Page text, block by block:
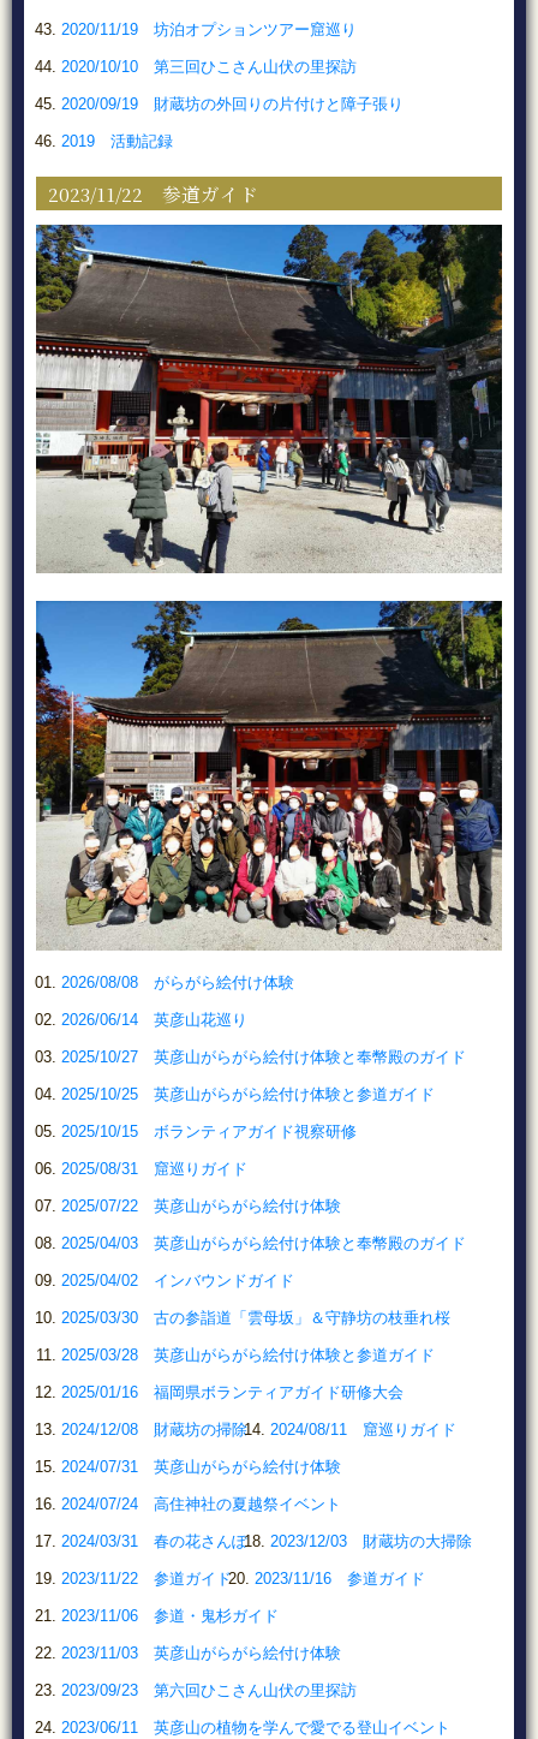
2020/11/19 坊泊オプションツアー窟巡り
2020/10/10 第三回ひこさん山伏の里探訪
2020/09/19 財蔵坊の外回りの片付けと障子張り
2019 活動記録
2023/11/22 参道ガイド
2026/08/08 がらがら絵付け体験
2026/06/14 英彦山花巡り
2025/10/27 英彦山がらがら絵付け体験と奉幣殿のガイド
2025/10/25 英彦山がらがら絵付け体験と参道ガイド
2025/10/15 ボランティアガイド視察研修
2025/08/31 窟巡りガイド
2025/07/22 英彦山がらがら絵付け体験
2025/04/03 英彦山がらがら絵付け体験と奉幣殿のガイド
2025/04/02 インバウンドガイド
2025/03/30 古の参詣道「雲母坂」＆守静坊の枝垂れ桜
2025/03/28 英彦山がらがら絵付け体験と参道ガイド
2025/01/16 福岡県ボランティアガイド研修大会
2024/12/08 財蔵坊の掃除 2024/08/11 窟巡りガイド
2024/07/31 英彦山がらがら絵付け体験
2024/07/24 高住神社の夏越祭イベント
2024/03/31 春の花さんぽ 2023/12/03 財蔵坊の大掃除
2023/11/22 参道ガイド 2023/11/16 参道ガイド
2023/11/06 参道・鬼杉ガイド
2023/11/03 英彦山がらがら絵付け体験
2023/09/23 第六回ひこさん山伏の里探訪
2023/06/11 英彦山の植物を学んで愛でる登山イベント